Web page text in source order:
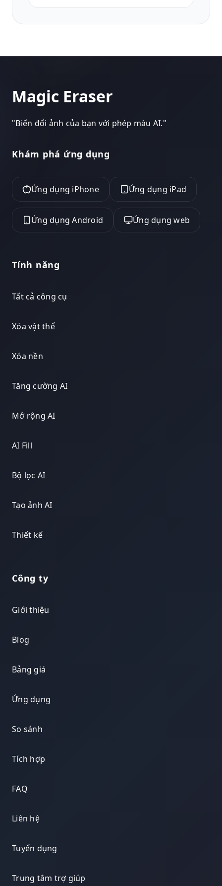
Magic Eraser
"Biến đổi ảnh của bạn với phép màu AI."
Khám phá ứng dụng
Ứng dụng iPhone Ứng dụng iPad
Ứng dụng Android Ứng dụng web
Tính năng
Tất cả công cụ
Xóa vật thể
Xóa nền
Tăng cường AI
Mở rộng AI
AI Fill
Bộ lọc AI
Tạo ảnh AI
Thiết kế
Công ty
Giới thiệu
Blog
Bảng giá
Ứng dụng
So sánh
Tích hợp
FAQ
Liên hệ
Tuyển dụng
Trung tâm trợ giúp